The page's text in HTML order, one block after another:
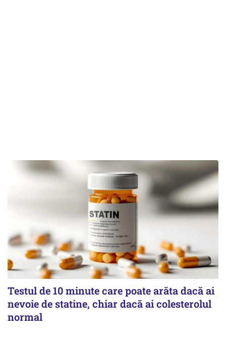
Testul de 10 minute care poate arăta dacă ai
nevoie de statine, chiar dacă ai colesterolul
normal